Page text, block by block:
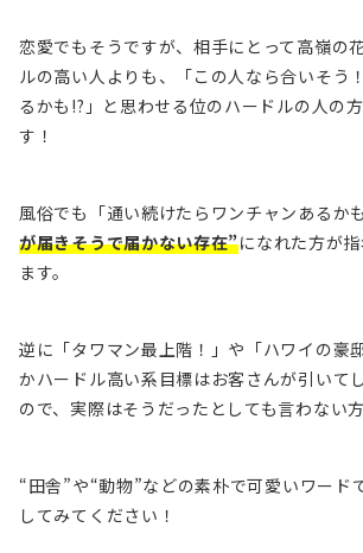
恋愛でもそうですが、相手にとって高嶺の
ルの高い人よりも、「この人なら合いそう
るかも!?」と思わせる位のハードルの人の
す！
風俗でも「通い続けたらワンチャンあるか
が届きそうで届かない存在”になれた方が
ます。
逆に「タワマン最上階！」や「ハワイの豪
かハードル高い系目標はお客さんが引いて
ので、実際はそうだったとしても言わない
“田舎”や“動物”などの素朴で可愛いワード
してみてください！